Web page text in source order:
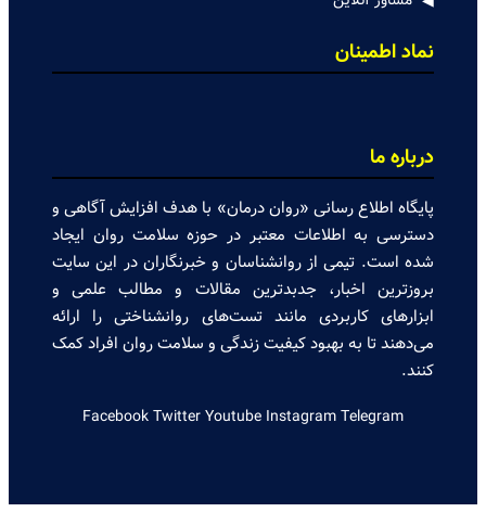
ستون پنهان تاب آوری سلامت روان است
انواع تکنینک تنفسی جهت پاییین آوردن استرس و اضطراب
نسلی که در اثر بحران رشد کرد از فرسودگی روانی رنج میبرد
زنان: نقش کلیدی تاب آوری در شرایط بحران
آیا پرخوری و ریزه خواری ارتباطی با استرس دارد؟
اضطراب ناگهانی
تشدید تر شدن نقرس آیا ارتباطی با استرس و اضطراب دارد؟
جنگ اضطراب با مواد خوراکی
نماد اطمینان
درباره ما
پایگاه اطلاع رسانی «روان درمان» با هدف افزایش آگاهی و
دسترسی به اطلاعات معتبر در حوزه سلامت روان ایجاد
شده است. تیمی از روانشناسان و خبرنگاران در این سایت
بروزترین اخبار، جدبدترین مقالات و مطالب علمی و
ابزارهای کاربردی مانند تست‌های روانشناختی را ارائه
می‌دهند تا به بهبود کیفیت زندگی و سلامت روان افراد کمک
کنند.
Facebook TwitterYoutubeInstagramTelegram